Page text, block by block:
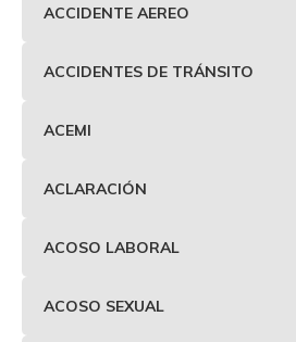
ACCIDENTE AEREO
ACCIDENTES DE TRÁNSITO
ACEMI
ACLARACIÓN
ACOSO LABORAL
ACOSO SEXUAL